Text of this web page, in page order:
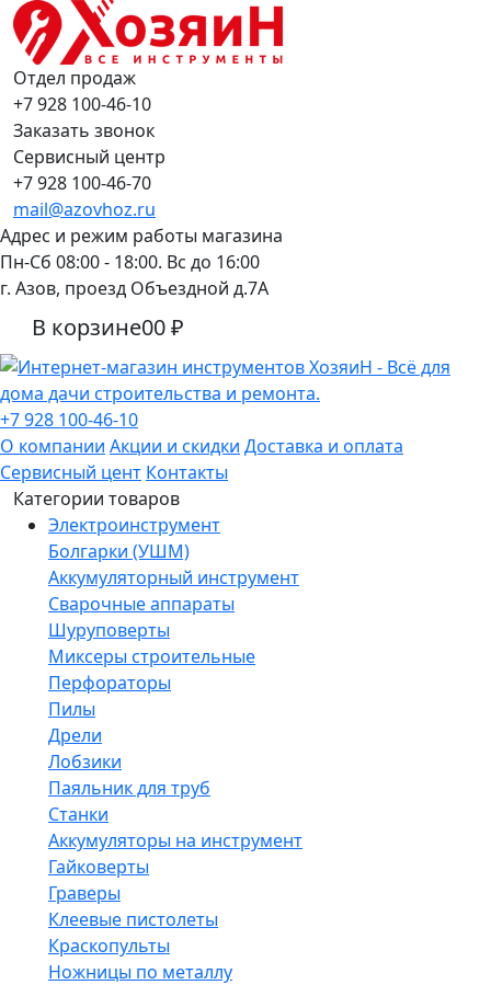
Отдел продаж
+7 928 100-46-10
Заказать звонок
Сервисный центр
+7 928 100-46-70
mail@azovhoz.ru
Адрес и режим работы магазина
Пн-Сб 08:00 - 18:00. Вс до 16:00
г. Азов, проезд Объездной д.7А
В корзине00 ₽
+7 928 100-46-10
О компании Акции и скидки Доставка и оплата
Сервисный цент Контакты
Категории товаров
Электроинструмент
Болгарки (УШМ)
Аккумуляторный инструмент
Сварочные аппараты
Шуруповерты
Миксеры строительные
Перфораторы
Пилы
Дрели
Лобзики
Паяльник для труб
Станки
Аккумуляторы на инструмент
Гайковерты
Граверы
Клеевые пистолеты
Краскопульты
Ножницы по металлу